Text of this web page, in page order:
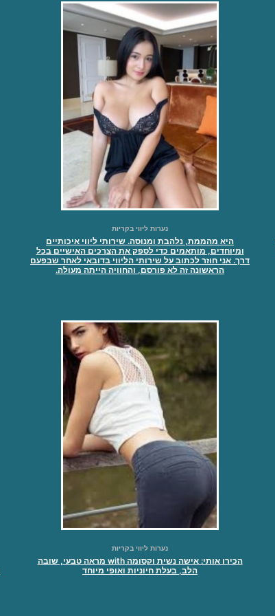
נערות ליווי בקריות
היא מהממת, נלהבת ומנוסה. שירותי ליווי איכותיים
ומיוחדים, מותאמים כדי לספק את הצרכים האישיים בכל
דרך. אני חוזר לכתוב על שירותי הליווי בדובאי לאחר שבפעם
הראשונה זה לא פורסם, והחוויה הייתה מעולה.
נערות ליווי בקריות
הכירו אותי: אישה נשית וקסומה with מראה טבעי, שובה
הלב, בעלת חיוניות ואופי מיוחד